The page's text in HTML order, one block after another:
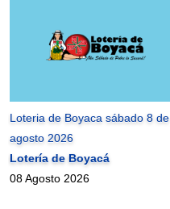
Loteria de Boyaca sábado 8 de
agosto 2026
Lotería de Boyacá
08 Agosto 2026